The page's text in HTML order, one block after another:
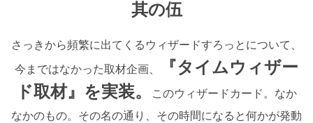
其の伍
さっきから頻繁に出てくるウィザードすろっとについて、
今まではなかった取材企画、
『タイムウィザー
ド取材』 を実装。
このウィザードカード。なか
なかのもの。その名の通り、その時間になると何かが発動